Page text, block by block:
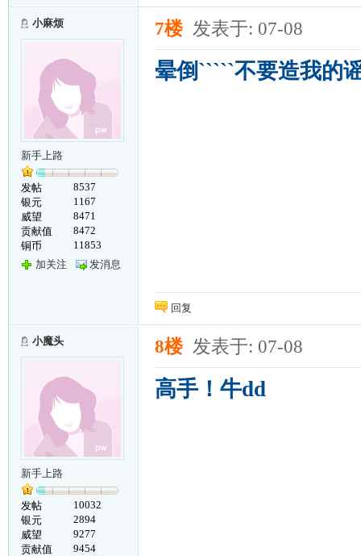
小麻烦
新手上路
发帖
8537
银元
1167
威望
8471
贡献值
8472
铜币
11853
加关注
发消息
7楼 发表于: 07-08
晕倒`````不要造我的
回复
小魔头
新手上路
发帖
10032
银元
2894
威望
9277
贡献值
9454
8楼 发表于: 07-08
高手！牛dd